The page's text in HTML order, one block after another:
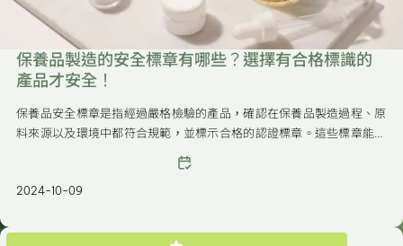
保養品製造的安全標章有哪些？選擇有合格標識的
產品才安全！
保養品安全標章是指經過嚴格檢驗的產品，確認在保養品製造過程、原
料來源以及環境中都符合規範，並標示合格的認證標章。這些標章能夠
保障消費者在選購時更加放心，減少購買不合格產品的風險。
2024-10-09